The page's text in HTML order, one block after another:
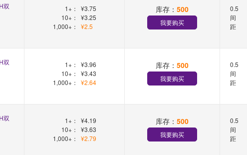
双
1+：
¥3.75
10+：
¥3.25
1,000+：
¥2.5
库存： 500
我要购买
0.5
间
距
双
1+：
¥3.96
10+：
¥3.43
1,000+：
¥2.64
库存： 500
我要购买
0.5
间
距
双
1+：
¥4.19
10+：
¥3.63
1,000+：
¥2.79
库存： 500
我要购买
0.5
间
距